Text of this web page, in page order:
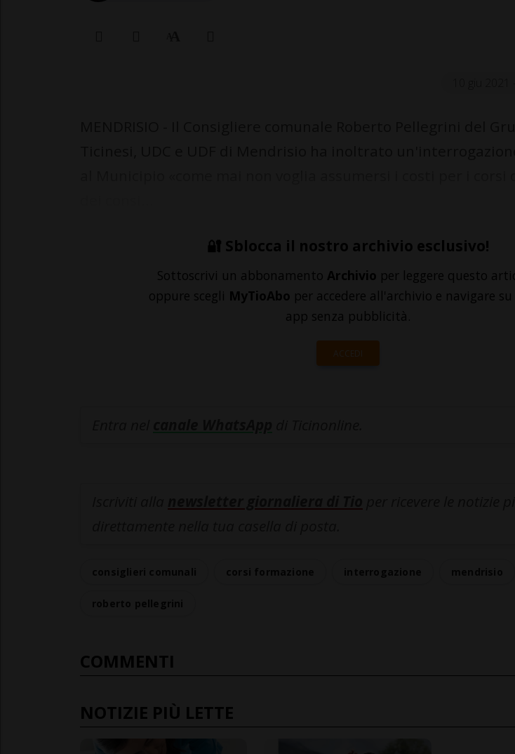
🔐 Sblocca il nostro archivio esclusivo!
Sottoscrivi un abbonamento Archivio per leggere questo
oppure scegli MyTioAbo per accedere all'archivio e navigare
app senza pubblicità.
ACCEDI
COMMENTI
NOTIZIE PIÙ LETTE